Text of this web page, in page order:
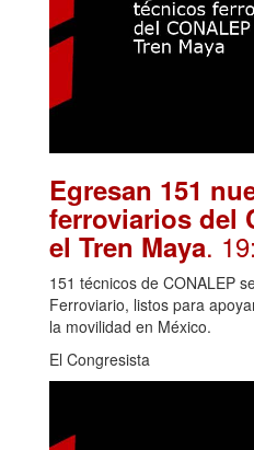
Egresan 151
ferroviarios del
el Tren Maya.
151 técnicos de CONALEP
Ferroviario, listos para
la movilidad en México.
El Congresista